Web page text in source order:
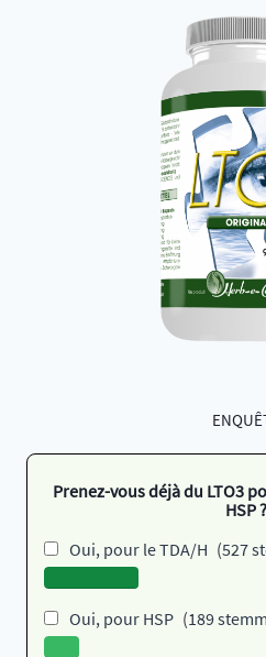
Prenez-vous déjà du LTO3
HSP ?
Oui, pour le TDA/H (527
Oui, pour HSP (189